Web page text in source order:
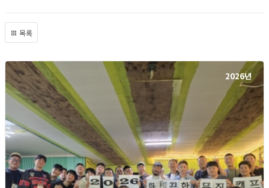
목록
2026년